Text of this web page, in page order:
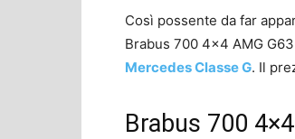
Così possente da far
Brabus 700 4×4 AMG
Mercedes Classe G. Il
Brabus 700